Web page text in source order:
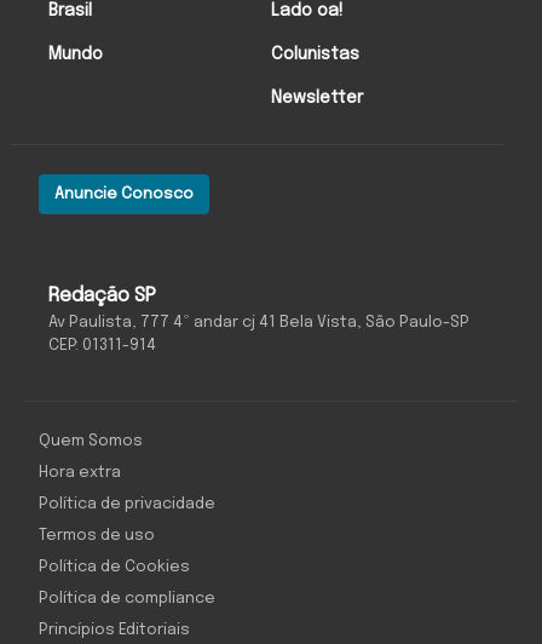
Redação SP
Av Paulista, 777 4º andar cj 41 Bela Vista, São Paulo-SP
CEP: 01311-914
Anuncie Conosco
Brasil
Mundo
Lado oa!
Colunistas
Newsletter
Quem Somos
Hora extra
Política de privacidade
Termos de uso
Política de Cookies
Política de compliance
Princípios Editoriais